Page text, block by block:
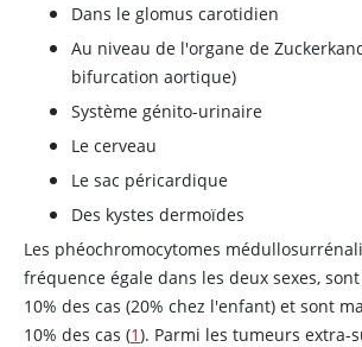
Dans le glomus carotidien
Au niveau de l'organe de
bifurcation aortique)
Système génito-urinaire
Le cerveau
Le sac péricardique
Des kystes dermoïdes
Les phéochromocytomes
fréquence égale dans les deux sexes,
10% des cas (20% chez l'enfant) et sont
10% des cas (1). Parmi les tumeurs extra-